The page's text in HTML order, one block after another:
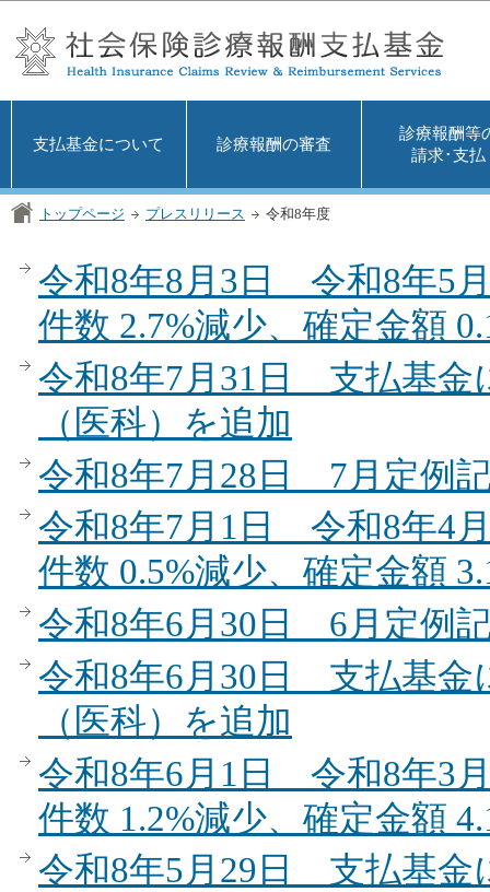
支払基金について 診療報酬の審査
診療報酬等
請求･支払
トップページ プレスリリース 令和8年度
令和8年8月3日 令和8年5
件数 2.7%減少、確定金額
令和8年7月31日 支払基金
（医科）を追加
令和8年7月28日 7月定例
令和8年7月1日 令和8年4
件数 0.5%減少、確定金額
令和8年6月30日 6月定例
令和8年6月30日 支払基金
（医科）を追加
令和8年6月1日 令和8年3
件数 1.2%減少、確定金額
令和8年5月29日 支払基金